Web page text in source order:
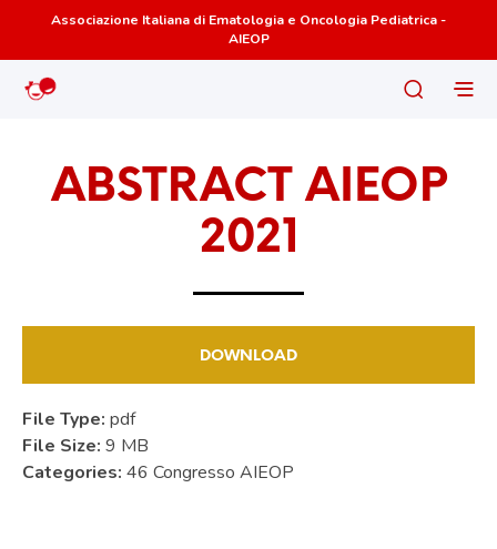
Associazione Italiana di Ematologia e Oncologia Pediatrica -
AIEOP
ABSTRACT AIEOP
2021
DOWNLOAD
File Type: pdf
File Size: 9 MB
Categories: 46 Congresso AIEOP